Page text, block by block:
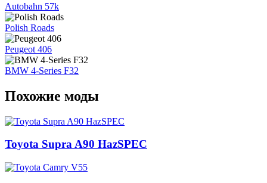
Autobahn 57k
Polish Roads
Peugeot 406
BMW 4-Series F32
Похожие моды
Toyota Supra A90 HazSPEC